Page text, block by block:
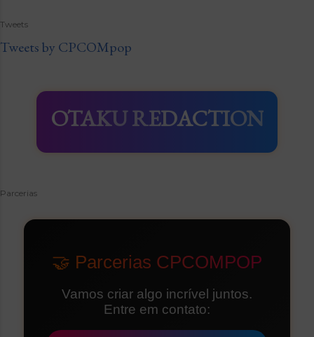
Tweets
Tweets by CPCOMpop
OTAKU REDACTION
Parcerias
🤝 Parcerias CPCOMPOP
Vamos criar algo incrível juntos.
Entre em contato: